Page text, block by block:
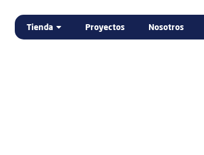
Tienda Proyectos Nosotros